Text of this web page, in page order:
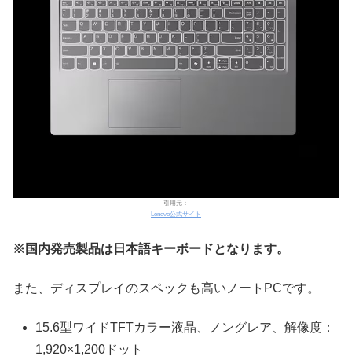
引用元：
Lenovo公式サイト
※国内発売製品は日本語キーボードとなります。
また、ディスプレイのスペックも高いノートPCです。
15.6型ワイドTFTカラー液晶、ノングレア、解像度：
1,920×1,200ドット